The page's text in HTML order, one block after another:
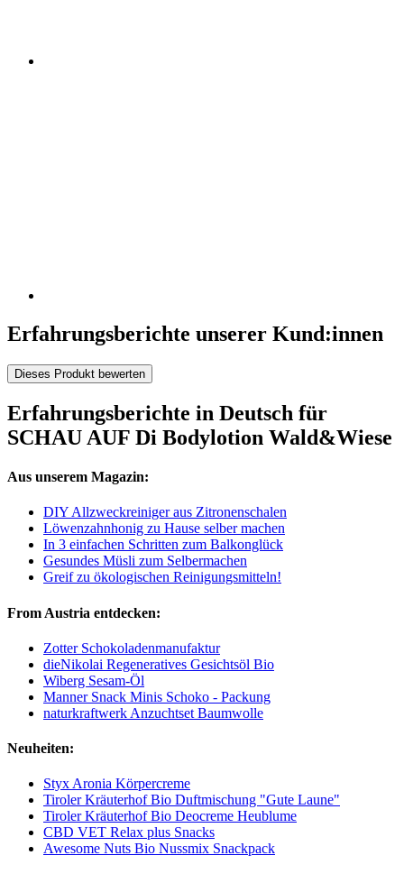
Erfahrungsberichte unserer Kund:innen
Dieses Produkt bewerten
Erfahrungsberichte in Deutsch für
SCHAU AUF Di Bodylotion Wald&Wiese
Aus unserem Magazin:
DIY Allzweckreiniger aus Zitronenschalen
Löwenzahnhonig zu Hause selber machen
In 3 einfachen Schritten zum Balkonglück
Gesundes Müsli zum Selbermachen
Greif zu ökologischen Reinigungsmitteln!
From Austria entdecken:
Zotter Schokoladenmanufaktur
dieNikolai Regeneratives Gesichtsöl Bio
Wiberg Sesam-Öl
Manner Snack Minis Schoko - Packung
naturkraftwerk Anzuchtset Baumwolle
Neuheiten:
Styx Aronia Körpercreme
Tiroler Kräuterhof Bio Duftmischung "Gute Laune"
Tiroler Kräuterhof Bio Deocreme Heublume
CBD VET Relax plus Snacks
Awesome Nuts Bio Nussmix Snackpack